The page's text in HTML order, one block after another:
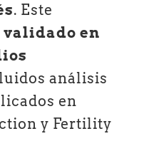
. Este
validado en
análisis
en
y Fertility